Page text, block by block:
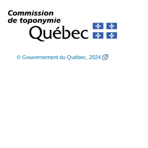
© Gouvernement du Québec, 2024